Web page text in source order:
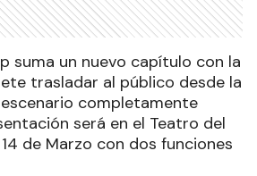
suma un nuevo capítulo con la
trasladar al público desde la
completamente
será en el Teatro del
de Marzo con dos funciones